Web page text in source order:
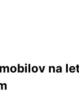
na